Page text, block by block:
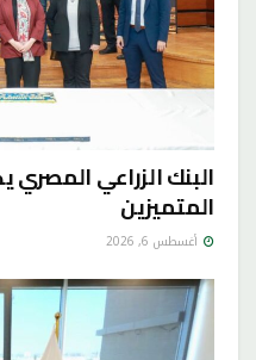
البنك الزراعي
المتميزين
أغسطس 6, 2026